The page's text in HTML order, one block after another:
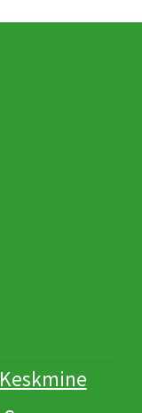
Keskmine